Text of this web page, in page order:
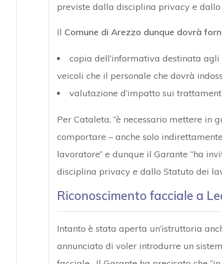
previste dalla disciplina privacy e
Il Comune di Arezzo dunque dovrà
copia dell’informativa destinata
veicoli che il personale che dovrà
valutazione d’impatto sui
Per Cataleta, “è necessario mettere in
comportare – anche solo
lavoratore” e dunque il Garante “ha
disciplina privacy e dallo Statuto dei
Riconoscimento facciale a
Intanto è stata aperta un’istruttoria
annunciato di voler introdurre un